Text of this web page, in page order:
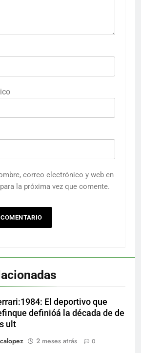
correo electrónico y web en
la próxima vez que comente.
El deportivo que
definióá la década de de
ult
calopez
2 meses atrás 0